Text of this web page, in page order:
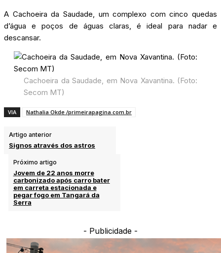
A Cachoeira da Saudade, um complexo com cinco quedas
d’água e poços de águas claras, é ideal para nadar e
descansar.
Cachoeira da Saudade, em Nova Xavantina. (Foto:
Secom MT)
VIA Nathalia Okde /primeirapagina.com.br
Artigo anterior
Signos através dos astros
Próximo artigo
Jovem de 22 anos morre
carbonizado após carro bater
em carreta estacionada e
pegar fogo em Tangará da
Serra
- Publicidade -